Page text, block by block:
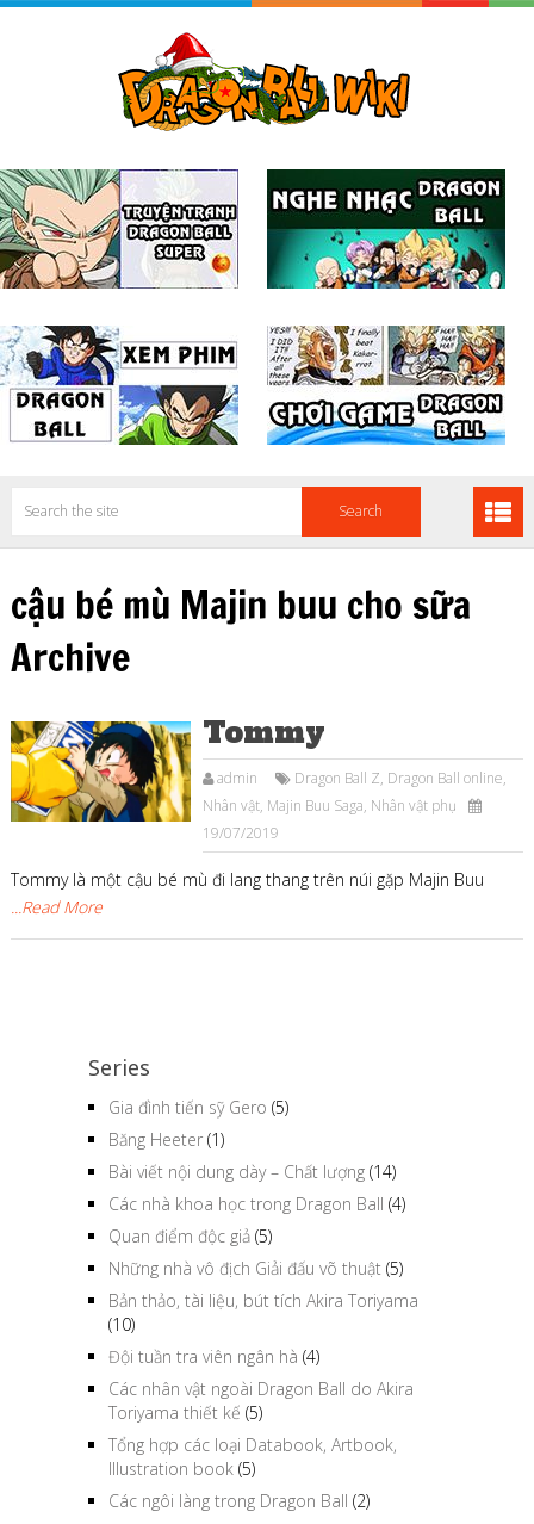
cậu bé mù Majin buu cho sữa
Archive
Tommy
admin Dragon Ball Z, Dragon Ball online,
Nhân vật, Majin Buu Saga, Nhân vật phụ
19/07/2019
Tommy là một cậu bé mù đi lang thang trên núi gặp Majin Buu
...Read More
Series
Gia đình tiến sỹ Gero (5)
Băng Heeter (1)
Bài viết nội dung dày – Chất lượng (14)
Các nhà khoa học trong Dragon Ball (4)
Quan điểm độc giả (5)
Những nhà vô địch Giải đấu võ thuật (5)
Bản thảo, tài liệu, bút tích Akira Toriyama
(10)
Đội tuần tra viên ngân hà (4)
Các nhân vật ngoài Dragon Ball do Akira
Toriyama thiết kế (5)
Tổng hợp các loại Databook, Artbook,
Illustration book (5)
Các ngôi làng trong Dragon Ball (2)